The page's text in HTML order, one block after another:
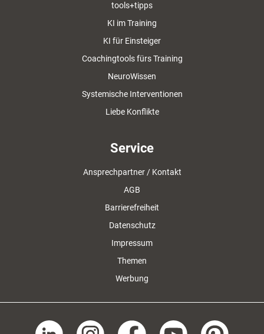
tools+tipps
KI im Training
KI für Einsteiger
Coachingtools fürs Training
NeuroWissen
Systemische Interventionen
Liebe Konflikte
Service
Ansprechpartner / Kontakt
AGB
Barrierefreiheit
Datenschutz
Impressum
Themen
Werbung